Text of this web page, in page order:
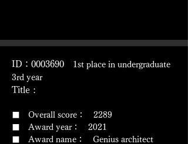
ID：0003690
1st place in undergraduate
3rd year
Title :
■ Overall score： 2289
■ Award year： 2021
​■ Award name： Genius architect